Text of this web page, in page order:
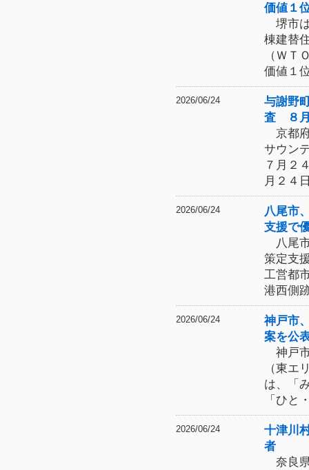
価値１
堺市
棟建替
（ＷＴ
価値１
2026/06/24
与謝野
査 ８
京都
サウン
７月２
月２４
2026/06/24
八尾市
支援で
八尾
策定支
工営都
港西側
2026/06/24
神戸市
案を公
神戸
（東エ
は、「
「ひと
2026/06/24
十津川
者
奈良